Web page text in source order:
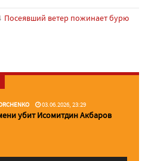
Посеявший ветер пожинает бурю
03.06.2026, 23:29
убит Исомитдин Акбаров